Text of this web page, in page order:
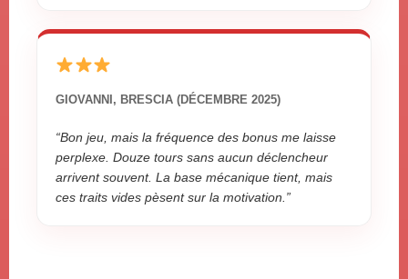
GIOVANNI, BRESCIA (DÉCEMBRE 2025)
“Bon jeu, mais la fréquence des bonus me laisse
perplexe. Douze tours sans aucun déclencheur
arrivent souvent. La base mécanique tient, mais
ces traits vides pèsent sur la motivation.”